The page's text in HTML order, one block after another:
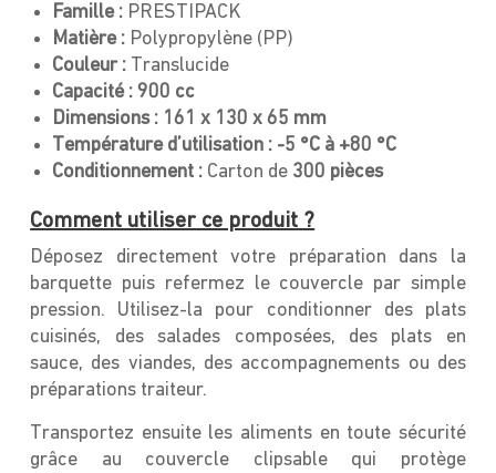
Famille : PRESTIPACK
Matière : Polypropylène (PP)
Couleur : Translucide
Capacité :900 cc
Dimensions : 161 x 130 x 65 mm
Température d’utilisation : -5 °C à +80 °C
Conditionnement : Carton de 300 pièces
Comment utiliser ce produit ?
Déposez directement votre préparation dans la
barquette puis refermez le couvercle par simple
pression. Utilisez-la pour conditionner des plats
cuisinés, des salades composées, des plats en
sauce, des viandes, des accompagnements ou des
préparations traiteur.
Transportez ensuite les aliments en toute sécurité
grâce au couvercle clipsable qui protège